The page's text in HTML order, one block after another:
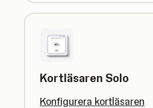
Kortläsaren Solo
Konfigurera kortläsaren